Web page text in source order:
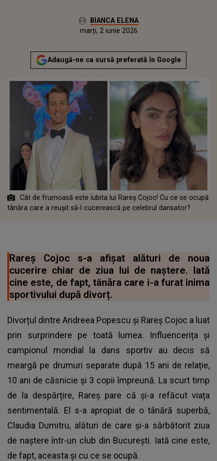
Autor:BIANCA ELENA
Publicat:
marți, 2 iunie 2026
Adaugă-ne ca sursă preferată în Google
Cât de frumoasă este iubita lui Rareș Cojoc! Cu ce se ocupă
tânăra care a reușit să-l cucerească pe celebrul dansator?
Rareș Cojoc s-a afișat alături de noua
cucerire chiar de ziua lui de naștere. Iată
cine este, de fapt, tânăra care i-a furat inima
sportivului după divorț.
Divorțul dintre Andreea Popescu și Rareș Cojoc a luat
prin surprindere pe toată lumea. Influencerița și
campionul mondial la dans sportiv au decis să
meargă pe drumuri separate după 15 ani de relație,
10 ani de căsnicie și 3 copii împreună. La scurt timp
de la despărțire, Rareș pare că și-a refăcut viața
sentimentală. El s-a apropiat de o tânără superbă,
Claudia Dumitru, alături de care și-a sărbătorit ziua
de naștere într-un club din București. Iată cine este,
de fapt, aceasta și cu ce se ocupă.